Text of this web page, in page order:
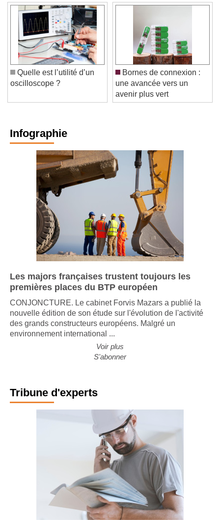
Quelle est l’utilité d’un
oscilloscope ?
Bornes de connexion :
une avancée vers un
avenir plus vert
Infographie
Les majors françaises trustent toujours les
premières places du BTP européen
CONJONCTURE. Le cabinet Forvis Mazars a publié la
nouvelle édition de son étude sur l'évolution de l'activité
des grands constructeurs européens. Malgré un
environnement international ...
Voir plus
S'abonner
Tribune d'experts